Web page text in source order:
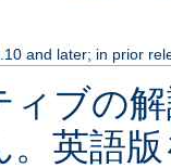
and later; in prior
ィブの
。英語